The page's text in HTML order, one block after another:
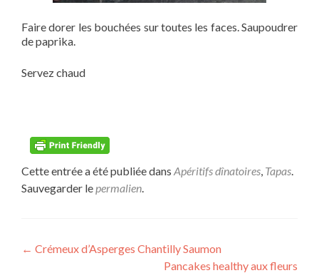
Faire dorer les bouchées sur toutes les faces. Saupoudrer
de paprika.
Servez chaud
Cette entrée a été publiée dans Apéritifs dînatoires, Tapas.
Sauvegarder lepermalien.
Navigation
← Crémeux d’Asperges Chantilly Saumon
Pancakes healthy aux fleurs